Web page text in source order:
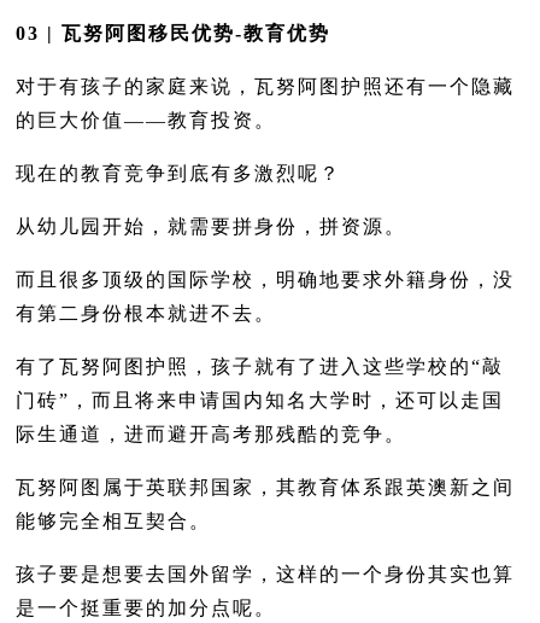
03 | 瓦努阿图移民优势-教育优势
对于有孩子的家庭来说，瓦努阿图护照还有一个隐藏
的巨大价值——教育投资。
现在的教育竞争到底有多激烈呢？
从幼儿园开始，就需要拼身份，拼资源。
而且很多顶级的国际学校，明确地要求外籍身份，没
有第二身份根本就进不去。
有了瓦努阿图护照，孩子就有了进入这些学校的“敲
门砖”，而且将来申请国内知名大学时，还可以走国
际生通道，进而避开高考那残酷的竞争。
瓦努阿图属于英联邦国家，其教育体系跟英澳新之间
能够完全相互契合。
孩子要是想要去国外留学，这样的一个身份其实也算
是一个挺重要的加分点呢。